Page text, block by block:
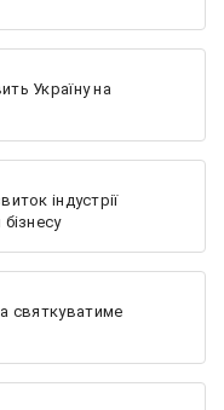
Україну на
індустрії
святкуватиме